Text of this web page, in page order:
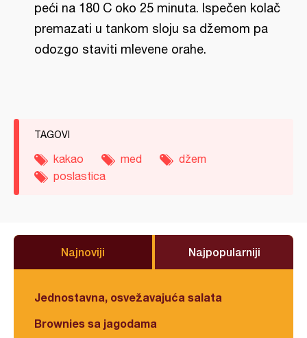
peći na 180 C oko 25 minuta. Ispečen kolač
premazati u tankom sloju sa džemom pa
odozgo staviti mlevene orahe.
TAGOVI
kakao med
džem
poslastica
Najnoviji Najpopularniji
Jednostavna, osvežavajuća salata
Brownies sa jagodama